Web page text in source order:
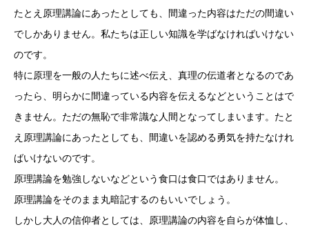
たとえ原理講論にあったとしても、間違った内容はただの間違い
でしかありません。私たちは正しい知識を学ばなければいけない
のです。
特に原理を一般の人たちに述べ伝え、真理の伝道者となるのであ
ったら、明らかに間違っている内容を伝えるなどということはで
きません。ただの無恥で非常識な人間となってしまいます。たと
え原理講論にあったとしても、間違いを認める勇気を持たなけれ
ばいけないのです。
原理講論を勉強しないなどという食口は食口ではありません。
原理講論をそのまま丸暗記するのもいいでしょう。
しかし大人の信仰者としては、原理講論の内容を自らが体恤し、